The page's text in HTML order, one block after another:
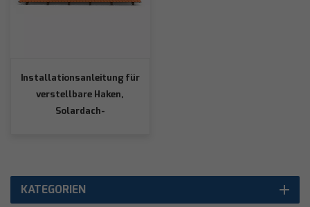
Installationsanleitung für
verstellbare Haken,
Solardach-
KATEGORIEN